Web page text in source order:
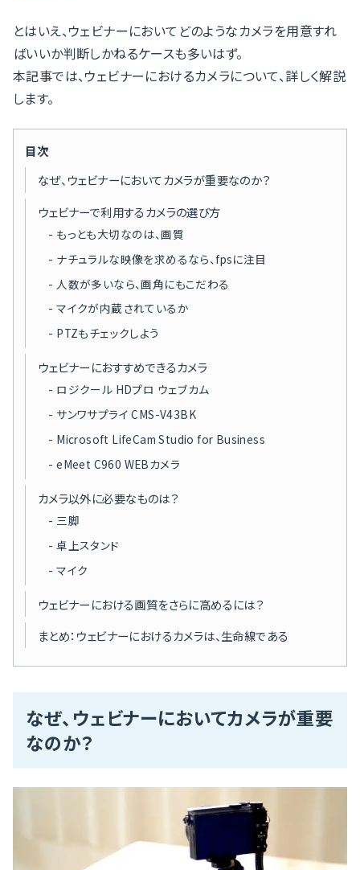
とはいえ、ウェビナーにおいてどのようなカメラを用意すれ
ばいいか判断しかねるケースも多いはず。
本記事では、ウェビナーにおけるカメラについて、詳しく解説
します。
目次
なぜ、ウェビナーにおいてカメラが重要なのか？
ウェビナーで利用するカメラの選び方
もっとも大切なのは、画質
ナチュラルな映像を求めるなら、fpsに注目
人数が多いなら、画角にもこだわる
マイクが内蔵されているか
PTZもチェックしよう
ウェビナーにおすすめできるカメラ
ロジクール HDプロ ウェブカム
サンワサプライ CMS-V43BK
Microsoft LifeCam Studio for Business
eMeet C960 WEBカメラ
カメラ以外に必要なものは？
三脚
卓上スタンド
マイク
ウェビナーにおける画質をさらに高めるには？
まとめ：ウェビナーにおけるカメラは、生命線である
なぜ、ウェビナーにおいてカメラが重要
なのか？